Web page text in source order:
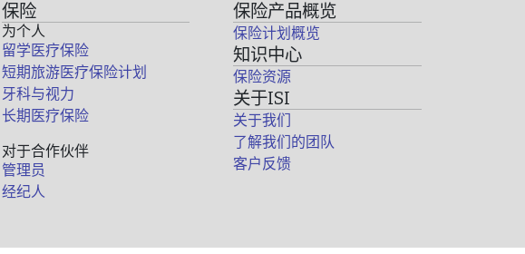
保险
为个人
留学医疗保险
短期旅游医疗保险计划
牙科与视力
长期医疗保险
对于合作伙伴
管理员
经纪人
保险产品概览
保险计划概览
知识中心
保险资源
关于ISI
关于我们
了解我们的团队
客户反馈